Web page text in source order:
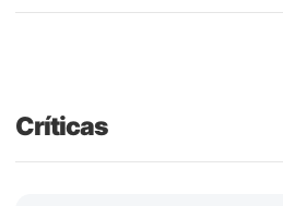
Críticas